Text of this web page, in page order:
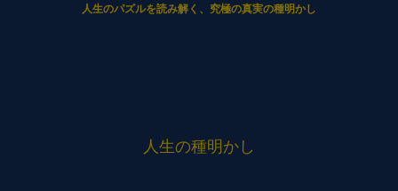
人生の種明かし
人生のパズルを読み解く、究極の真実の種明かし